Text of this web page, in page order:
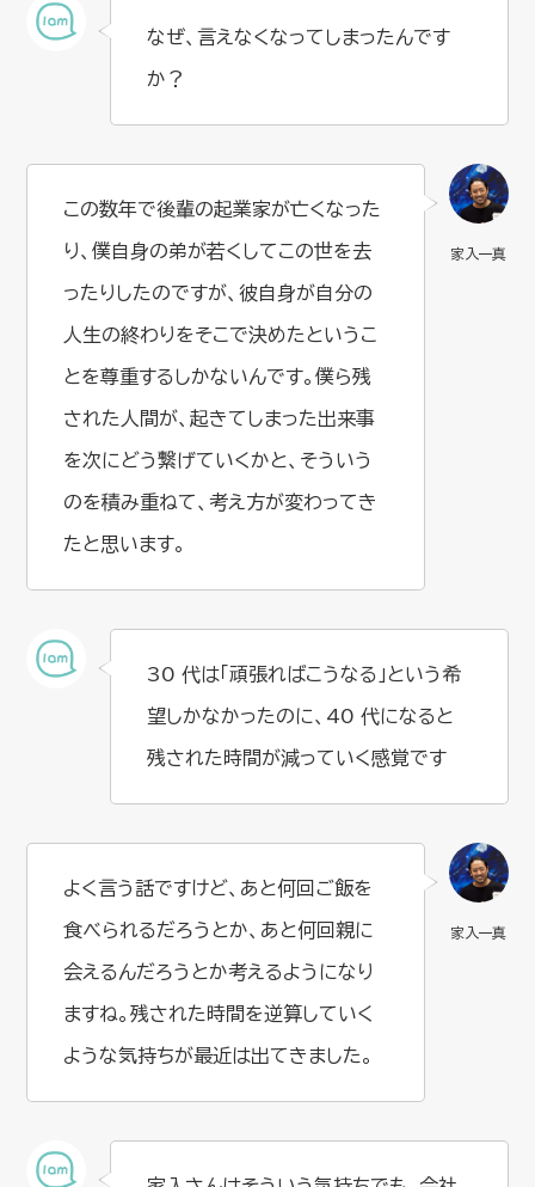
なぜ、言えなくなってしまったんです
か？
この数年で後輩の起業家が亡くなった
り、僕自身の弟が若くしてこの世を去
ったりしたのですが、彼自身が自分の
人生の終わりをそこで決めたというこ
とを尊重するしかないんです。僕ら残
された人間が、起きてしまった出来事
を次にどう繋げていくかと、そういう
のを積み重ねて、考え方が変わってき
たと思います。
30 代は「頑張ればこうなる」という希
望しかなかったのに、40 代になると
残された時間が減っていく感覚です
よく言う話ですけど、あと何回ご飯を
食べられるだろうとか、あと何回親に
会えるんだろうとか考えるようになり
ますね。残された時間を逆算していく
ような気持ちが最近は出てきました。